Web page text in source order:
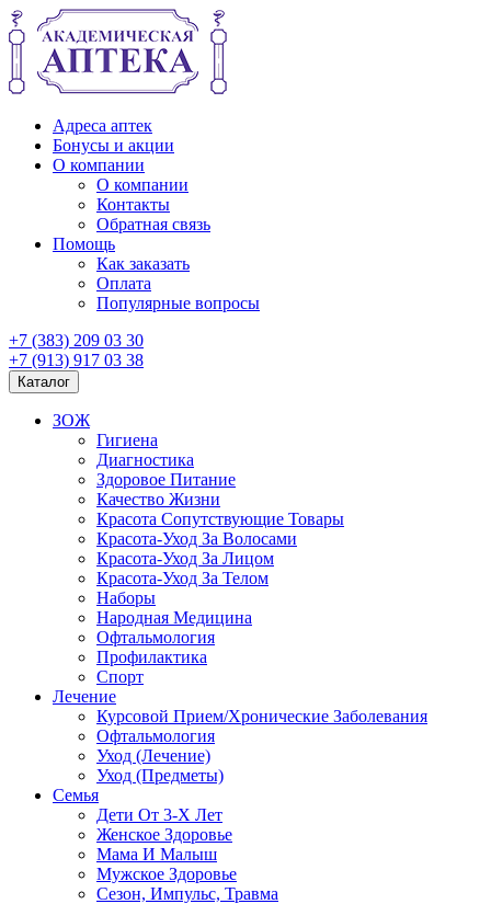
Адреса аптек
Бонусы и акции
О компании
О компании
Контакты
Обратная связь
Помощь
Как заказать
Оплата
Популярные вопросы
+7 (383) 209 03 30
+7 (913) 917 03 38
Каталог
ЗОЖ
Гигиена
Диагностика
Здоровое Питание
Качество Жизни
Красота Сопутствующие Товары
Красота-Уход За Волосами
Красота-Уход За Лицом
Красота-Уход За Телом
Наборы
Народная Медицина
Офтальмология
Профилактика
Спорт
Лечение
Курсовой Прием/Хронические Заболевания
Офтальмология
Уход (Лечение)
Уход (Предметы)
Семья
Дети От 3-Х Лет
Женское Здоровье
Мама И Малыш
Мужское Здоровье
Сезон, Импульс, Травма